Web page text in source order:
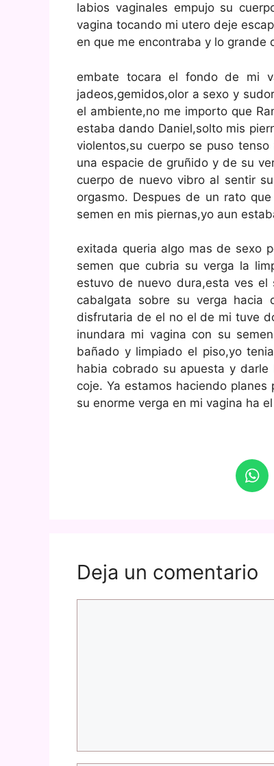
labios vaginales empujo su
vagina tocando mi utero deje
en que me encontraba y lo grande
embate tocara el fondo de mi
jadeos,gemidos,olor a sexo y
el ambiente,no me importo que
estaba dando Daniel,solto mis
violentos,su cuerpo se puso
una espacie de gruñido y de su
cuerpo de nuevo vibro al sentir
orgasmo. Despues de un rato
semen en mis piernas,yo aun
exitada queria algo mas de sexo
semen que cubria su verga la
estuvo de nuevo dura,esta ves
cabalgata sobre su verga
disfrutaria de el no el de mi tuve
inundara mi vagina con su
bañado y limpiado el piso,yo
habia cobrado su apuesta y
coje. Ya estamos haciendo
su enorme verga en mi vagina ha
Deja un comentario